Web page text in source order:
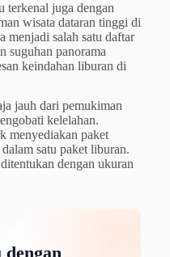
terkenal juga dengan
wisata dataran tinggi di
menjadi salah satu daftar
suguhan panorama
keindahan liburan di
jauh dari pemukiman
kelelahan.
menyediakan paket
satu paket liburan.
dengan ukuran